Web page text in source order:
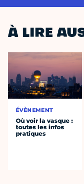
À LIRE
ÉVÈNEMENT
Où voir la vasque :
toutes les infos
pratiques